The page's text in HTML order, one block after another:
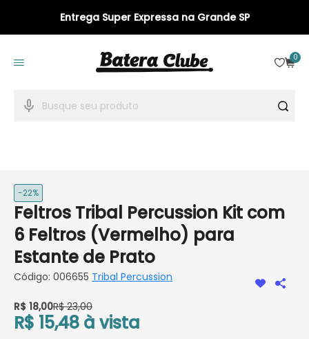
Entrega Super Expressa na Grande SP
23 anos de Batera Clube 0
-22%
Feltros Tribal Percussion Kit com
6 Feltros (Vermelho) para
Estante de Prato
Código: 006655 Tribal Percussion
R$ 18,00R$ 23,00
R$ 15,48 à vista